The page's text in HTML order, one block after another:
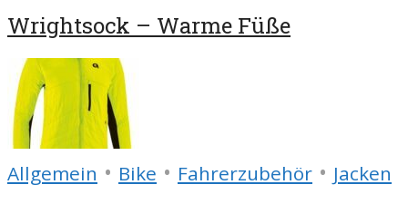
Wrightsock – Warme Füße
Allgemein • Bike • Fahrerzubehör • Jacken